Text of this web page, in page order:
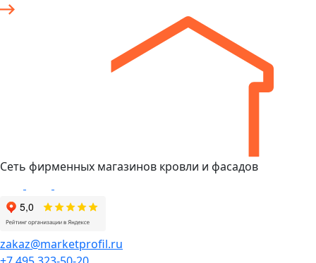
Сеть фирменных магазинов кровли и фасадов
zakaz@marketprofil.ru